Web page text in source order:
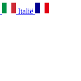
Italië